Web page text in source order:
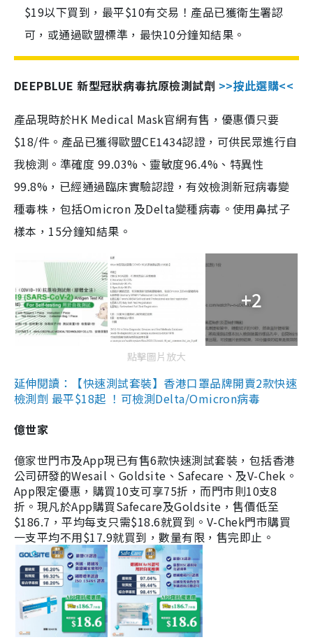
$19以下買到，最平$10有交易！產品已獲衛生署認
可，或通過歐盟標準，最快10分鐘知結果。
DEEPBLUE 新型冠狀病毒抗原檢測試劑 >>按此選購<<
產品現時於HK Medical Mask官網有售，優惠價只要
$18/件。產品已獲得歐盟CE1434認證，可供民眾進行自
我檢測。準確度 99.03%、靈敏度96.4%、特異性
99.8%，已經通過臨床實驗認證，有效檢測新冠病毒變
種毒株，包括Omicron 及Delta變種病毒。使用鼻拭子
樣本，15分鐘知結果。
+2
點擊圖片放大
延伸閱讀：【快速測試套裝】香港口罩品牌開賣2款快速
檢測劑 最平$18起 ！可檢測Delta/Omicron病毒
億世家
億家世門市及App現已有售6款快速測試套裝，包括香港
公司研發的Wesail、Goldsite、Safecare、及V-Chek。
App限定優惠，購買10支可享75折，而門市則10支8
折。現凡於App購買Safecare及Goldsite，售價低至
$186.7，平均每支只需$18.6就買到。V-Chek門市購買
一支平均不用$17.9就買到，數量有限，售完即止。